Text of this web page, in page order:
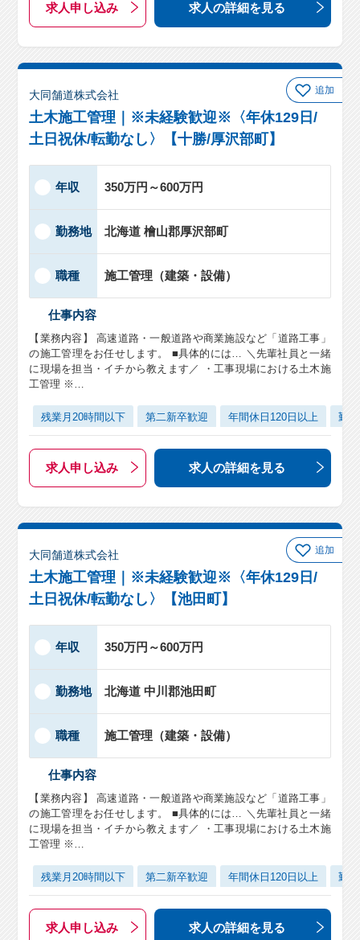
求人申し込み 求人の詳細を見る
追加
大同舗道株式会社
土木施工管理｜※未経験歓迎※〈年休129日/
土日祝休/転勤なし〉【十勝/厚沢部町】
年収 350万円～600万円
勤務地 北海道 檜山郡厚沢部町
職種 施工管理（建築・設備）
仕事内容
【業務内容】 高速道路・一般道路や商業施設など「道路工事」
の施工管理をお任せします。 ■具体的には… ＼先輩社員と一緒
に現場を担当・イチから教えます／ ・工事現場における土木施
工管理 ※…
残業月20時間以下 第二新卒歓迎 年間休日120日以上 勤
求人申し込み 求人の詳細を見る
追加
大同舗道株式会社
土木施工管理｜※未経験歓迎※〈年休129日/
土日祝休/転勤なし〉【池田町】
年収 350万円～600万円
勤務地 北海道 中川郡池田町
職種 施工管理（建築・設備）
仕事内容
【業務内容】 高速道路・一般道路や商業施設など「道路工事」
の施工管理をお任せします。 ■具体的には… ＼先輩社員と一緒
に現場を担当・イチから教えます／ ・工事現場における土木施
工管理 ※…
残業月20時間以下 第二新卒歓迎 年間休日120日以上 勤
求人申し込み 求人の詳細を見る